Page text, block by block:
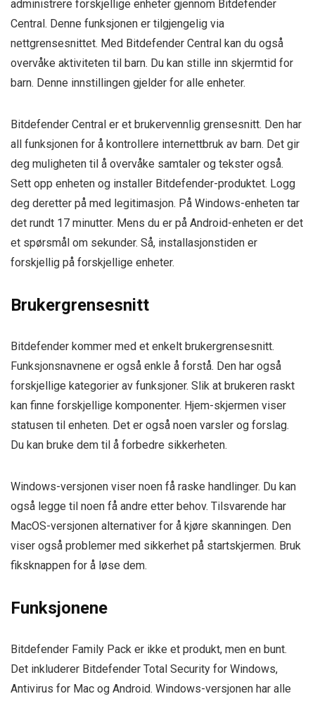
administrere forskjellige enheter gjennom Bitdefender
Central. Denne funksjonen er tilgjengelig via
nettgrensesnittet. Med Bitdefender Central kan du også
overvåke aktiviteten til barn. Du kan stille inn skjermtid for
barn. Denne innstillingen gjelder for alle enheter.
Bitdefender Central er et brukervennlig grensesnitt. Den har
all funksjonen for å kontrollere internettbruk av barn. Det gir
deg muligheten til å overvåke samtaler og tekster også.
Sett opp enheten og installer Bitdefender-produktet. Logg
deg deretter på med legitimasjon. På Windows-enheten tar
det rundt 17 minutter. Mens du er på Android-enheten er det
et spørsmål om sekunder. Så, installasjonstiden er
forskjellig på forskjellige enheter.
Brukergrensesnitt
Bitdefender kommer med et enkelt brukergrensesnitt.
Funksjonsnavnene er også enkle å forstå. Den har også
forskjellige kategorier av funksjoner. Slik at brukeren raskt
kan finne forskjellige komponenter. Hjem-skjermen viser
statusen til enheten. Det er også noen varsler og forslag.
Du kan bruke dem til å forbedre sikkerheten.
Windows-versjonen viser noen få raske handlinger. Du kan
også legge til noen få andre etter behov. Tilsvarende har
MacOS-versjonen alternativer for å kjøre skanningen. Den
viser også problemer med sikkerhet på startskjermen. Bruk
fiksknappen for å løse dem.
Funksjonene
Bitdefender Family Pack er ikke et produkt, men en bunt.
Det inkluderer Bitdefender Total Security for Windows,
Antivirus for Mac og Android. Windows-versjonen har alle